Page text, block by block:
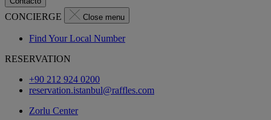
CONCIERGE Close menu
Find Your Local Number
RESERVATION
+90 212 924 0200
reservation.istanbul@raffles.com
Zorlu Center